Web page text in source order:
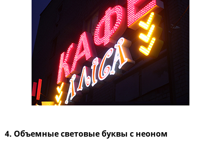
4. Объемные световые буквы с неоном